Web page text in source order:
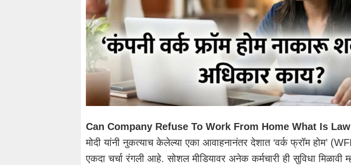
Can Company Refuse To Work From Home What Is
मोदी यांनी नुकत्याच केलेल्या एका आवाहनानंतर देशात ‘वर्क फ्रॉम होम’
एकदा चर्चा रंगली आहे. सोशल मीडियावर अनेक कर्मचारी ही सुविधा मिळावी